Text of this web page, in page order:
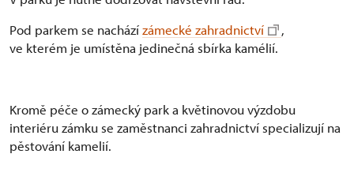
Pod parkem se nacházízámecké zahradnictví
,
ve kterém je umístěna jedinečná sbírka kamélií.
Kromě péče o zámecký park a květinovou výzdobu
interiéru zámku se zaměstnanci zahradnictví specializují na
pěstování kamelií.